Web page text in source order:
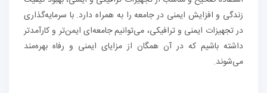
زندگی و افزایش ایمنی در جامعه را به همراه دارد. با سرمایه‌گذاری
در تجهیزات ایمنی و ترافیکی، می‌توانیم جامعه‌ای ایمن‌تر و کارآمدتر
داشته باشیم که در آن همگان از مزایای ایمنی و رفاه بهره‌مند
می‌شوند.